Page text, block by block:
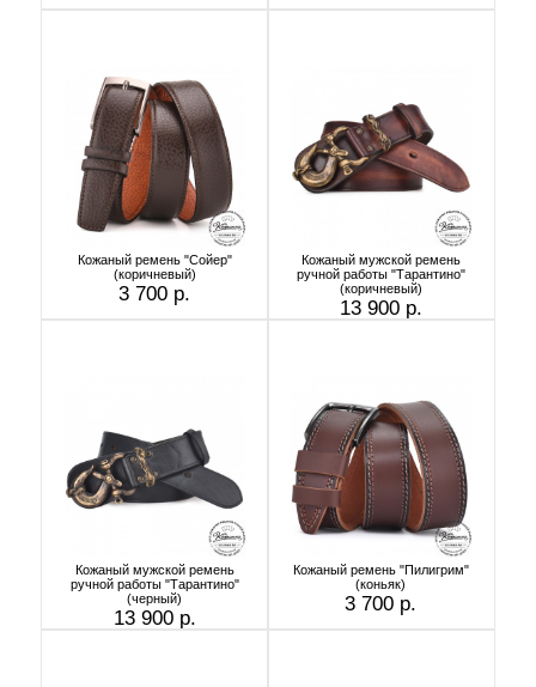
Кожаный ремень "Сойер"
(коричневый)
3 700 р.
Кожаный мужской ремень
ручной работы "Тарантино"
(коричневый)
13 900 р.
Кожаный мужской ремень
ручной работы "Тарантино"
(черный)
13 900 р.
Кожаный ремень "Пилигрим"
(коньяк)
3 700 р.